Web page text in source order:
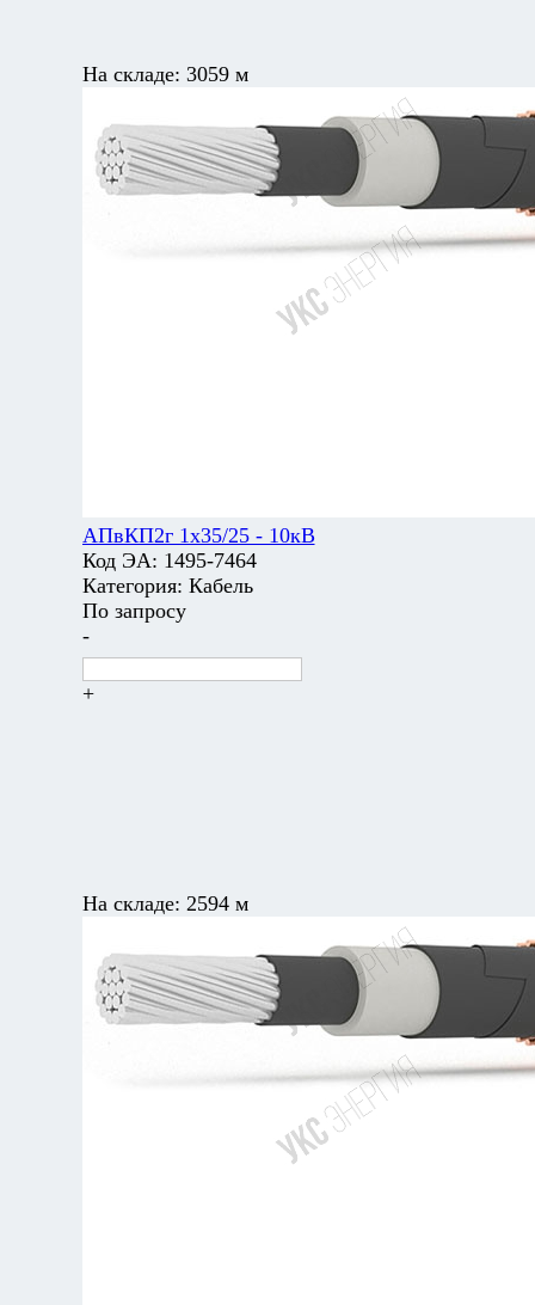
На складе: 3059 м
АПвКП2г 1х35/25 - 10кВ
Код ЭА: 1495-7464
Категория: Кабель
По запросу
-
+
На складе: 2594 м